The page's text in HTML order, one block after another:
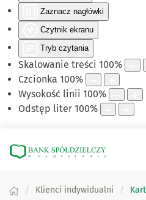
Zaznacz nagłówki
Czytnik ekranu
Tryb czytania
Skalowanie treści 100%
Czcionka 100%
Wysokość linii 100%
Odstęp liter 100%
Klienci indywidualni